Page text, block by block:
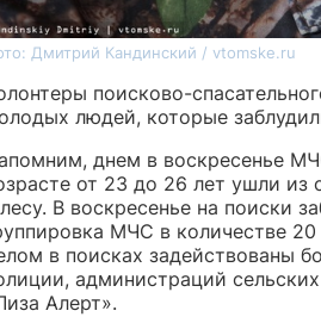
Дмитрий Кандинский / vtomske.ru
поисково-
людей, которые
днем в воскресенье
от 23 до 26 лет ушли из
В воскресенье на поиски
МЧС в количестве
в поисках задействованы
администраций
Алерт».